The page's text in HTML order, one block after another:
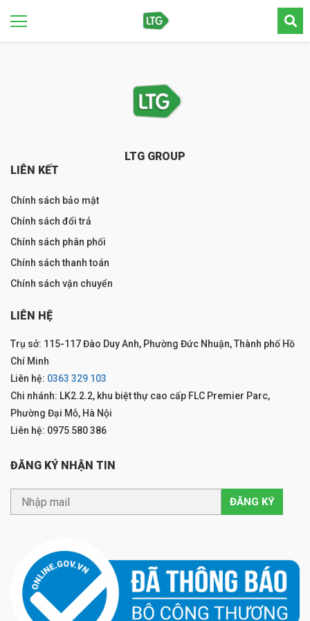
LTG GROUP
LIÊN KẾT
Chính sách bảo mật
Chính sách đổi trả
Chính sách phân phối
Chính sách thanh toán
Chính sách vận chuyển
LIÊN HỆ
Trụ sở: 115-117 Đào Duy Anh, Phường Đức Nhuận, Thành phố Hồ
Chí Minh
Liên hệ: 0363 329 103
Chi nhánh: LK2.2.2, khu biệt thự cao cấp FLC Premier Parc,
Phường Đại Mỗ, Hà Nội
Liên hệ: 0975 580 386
ĐĂNG KÝ NHẬN TIN